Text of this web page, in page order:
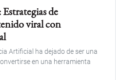
de
viral con
Artificial ha dejado de ser una
en una herramienta